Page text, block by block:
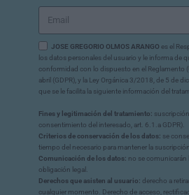
JOSE GREGORIO OLMOS ARANGO es el
los datos personales del usuario y le informa de
conformidad con lo dispuesto en el Reglamento
abril (GDPR), y la Ley Orgánica 3/2018, de 5 de
que se le facilita la siguiente información del
Fines y legitimación del tratamiento:
consentimiento del interesado, art. 6.1.a GDPR).
Criterios de conservación de los datos: se
tiempo del necesario para mantener la
Comunicación de los datos: no se comunicarán
obligación legal.
Derechos que asisten al usuario: derecho a
cualquier momento. Derecho de acceso,